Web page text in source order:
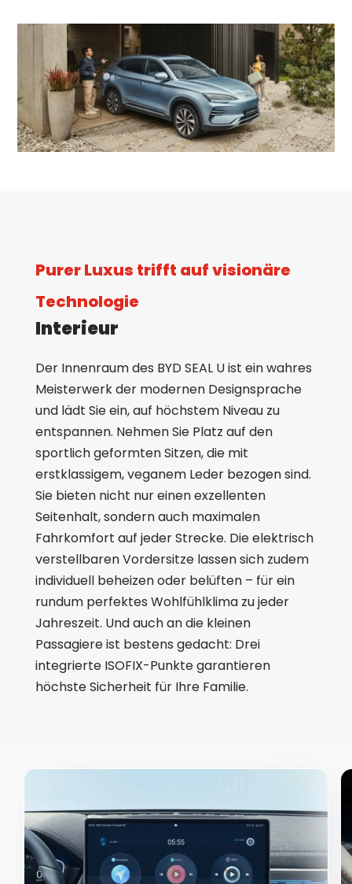
Purer Luxus trifft auf visionäre
Technologie
Interieur
Der Innenraum des BYD SEAL U ist ein wahres
Meisterwerk der modernen Designsprache
und lädt Sie ein, auf höchstem Niveau zu
entspannen. Nehmen Sie Platz auf den
sportlich geformten Sitzen, die mit
erstklassigem, veganem Leder bezogen sind.
Sie bieten nicht nur einen exzellenten
Seitenhalt, sondern auch maximalen
Fahrkomfort auf jeder Strecke. Die elektrisch
verstellbaren Vordersitze lassen sich zudem
individuell beheizen oder belüften – für ein
rundum perfektes Wohlfühlklima zu jeder
Jahreszeit. Und auch an die kleinen
Passagiere ist bestens gedacht: Drei
integrierte ISOFIX-Punkte garantieren
höchste Sicherheit für Ihre Familie.